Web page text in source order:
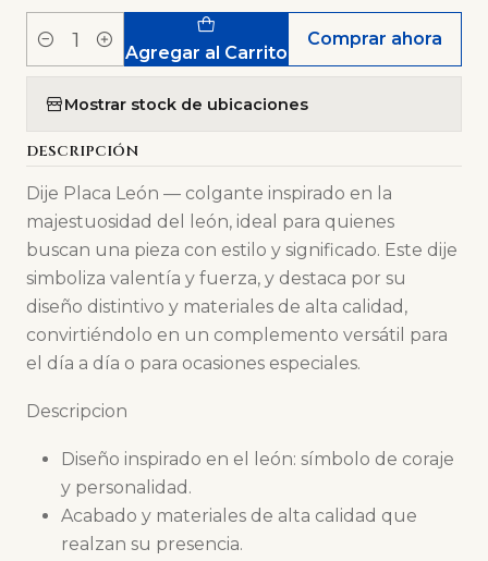
Cantidad Agregar al Carrito
Comprar ahora
Mostrar stock de ubicaciones
DESCRIPCIÓN
Dije Placa León — colgante inspirado en la
majestuosidad del león, ideal para quienes
buscan una pieza con estilo y significado. Este dije
simboliza valentía y fuerza, y destaca por su
diseño distintivo y materiales de alta calidad,
convirtiéndolo en un complemento versátil para
el día a día o para ocasiones especiales.
Descripcion
Diseño inspirado en el león: símbolo de coraje
y personalidad.
Acabado y materiales de alta calidad que
realzan su presencia.